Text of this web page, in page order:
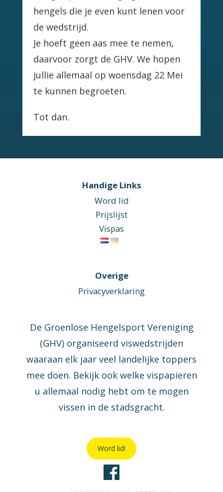
hengels die je even kunt lenen voor
de wedstrijd.
Je hoeft geen aas mee te nemen,
daarvoor zorgt de GHV. We hopen
jullie allemaal op woensdag 22 Mei
te kunnen begroeten.
Tot dan.
Handige Links
Word lid
Prijslijst
Vispas
Overige
Privacyverklaring
De Groenlose Hengelsport Vereniging
(GHV) organiseerd viswedstrijden
waaraan elk jaar veel landelijke toppers
mee doen. Bekijk ook welke vispapieren
u allemaal nodig hebt om te mogen
vissen in de stadsgracht.
Word lid!